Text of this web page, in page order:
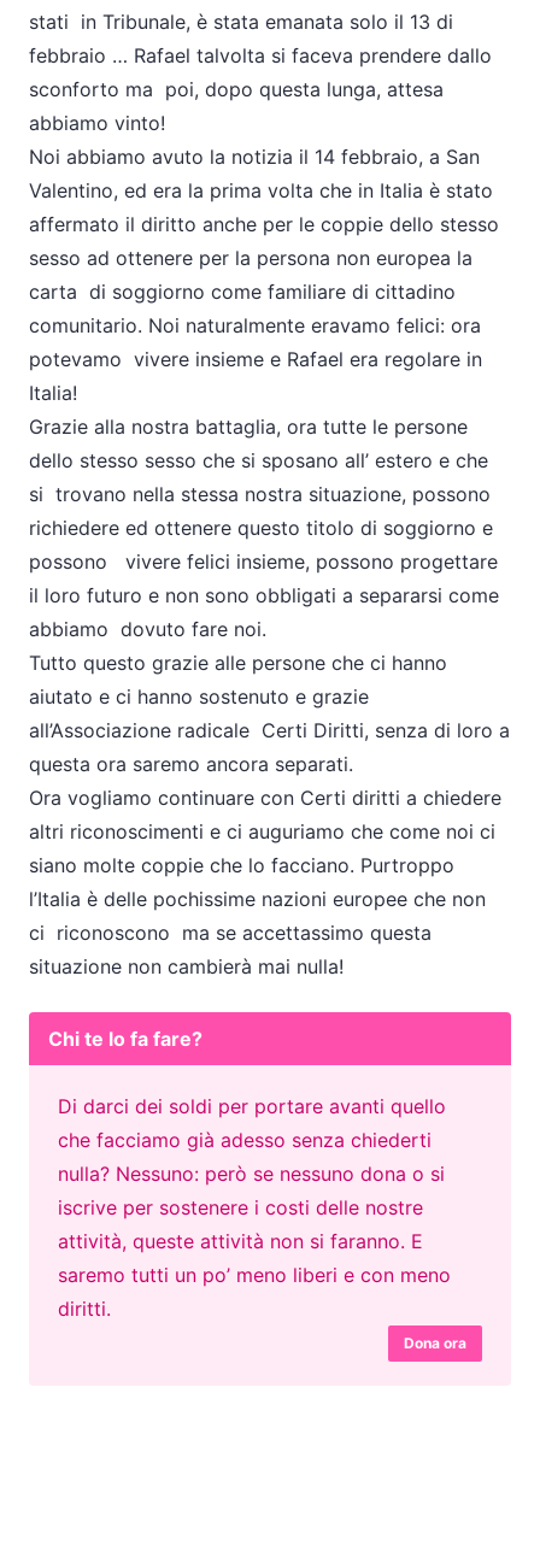
stati in Tribunale, è stata emanata solo il 13 di
febbraio … Rafael talvolta si faceva prendere dallo
sconforto ma poi, dopo questa lunga, attesa
abbiamo vinto!
Noi abbiamo avuto la notizia il 14 febbraio, a San
Valentino, ed era la prima volta che in Italia è stato
affermato il diritto anche per le coppie dello stesso
sesso ad ottenere per la persona non europea la
carta di soggiorno come familiare di cittadino
comunitario. Noi naturalmente eravamo felici: ora
potevamo vivere insieme e Rafael era regolare in
Italia!
Grazie alla nostra battaglia, ora tutte le persone
dello stesso sesso che si sposano all’ estero e che
si trovano nella stessa nostra situazione, possono
richiedere ed ottenere questo titolo di soggiorno e
possono vivere felici insieme, possono progettare
il loro futuro e non sono obbligati a separarsi come
abbiamo dovuto fare noi.
Tutto questo grazie alle persone che ci hanno
aiutato e ci hanno sostenuto e grazie
all’Associazione radicale Certi Diritti, senza di loro a
questa ora saremo ancora separati.
Ora vogliamo continuare con Certi diritti a chiedere
altri riconoscimenti e ci auguriamo che come noi ci
siano molte coppie che lo facciano. Purtroppo
l’Italia è delle pochissime nazioni europee che non
ci riconoscono ma se accettassimo questa
situazione non cambierà mai nulla!
Chi te lo fa fare?
Di darci dei soldi per portare avanti quello
che facciamo già adesso senza chiederti
nulla? Nessuno: però se nessuno dona o si
iscrive per sostenere i costi delle nostre
attività, queste attività non si faranno. E
saremo tutti un po’ meno liberi e con meno
diritti.
Dona ora